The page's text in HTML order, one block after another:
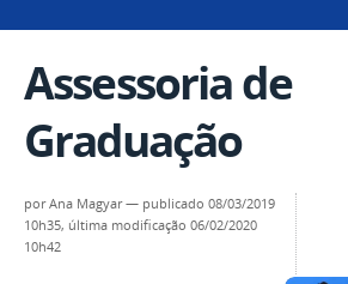
Assessoria de
Graduação
porAna Magyar— publicado 08/03/2019
10h35, última modificação 06/02/2020
10h42